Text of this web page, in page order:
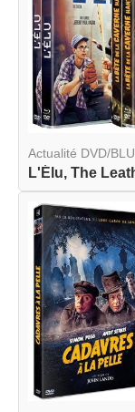
Actualité DVD/
L'Élu, The